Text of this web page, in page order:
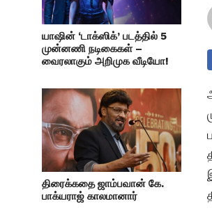
யாஷின் ‘டாக்ஸிக்’ படத்தில் 5
முன்னணி நடிகைகள் –
வைரலாகும் அறிமுக வீடியோ!
திரைக்கதை ஜாம்பவான் கே.
பாக்யராஜ் காலமானார்